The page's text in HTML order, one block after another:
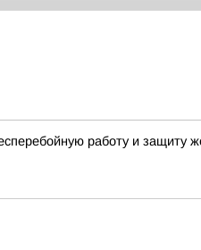
работу и защиту